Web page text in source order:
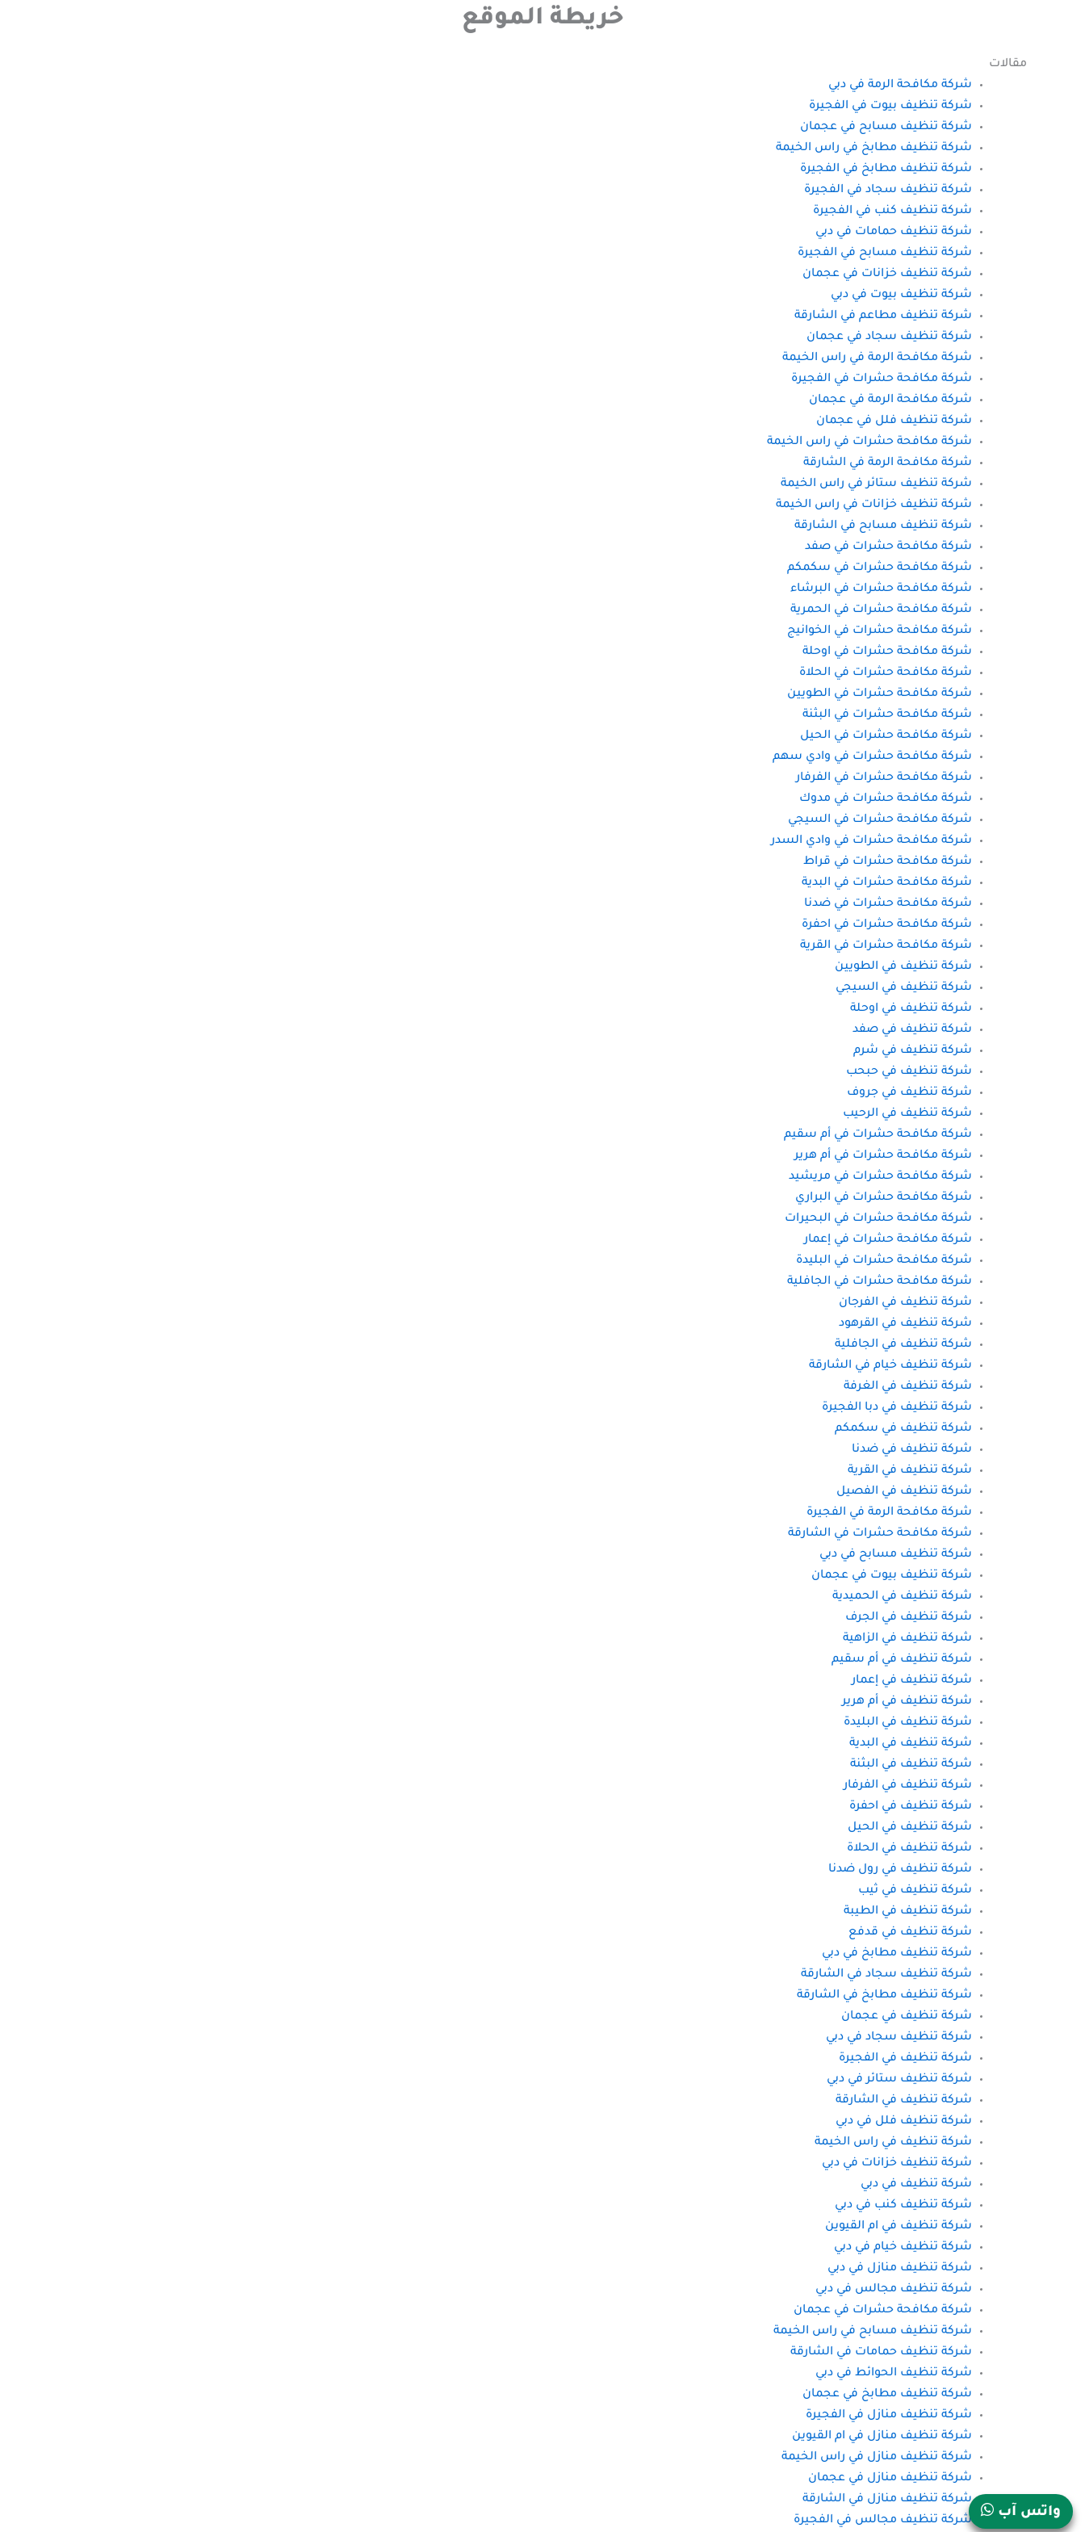
خريطة الموقع
مقالات
شركة مكافحة الرمة في دبي
شركة تنظيف بيوت في الفجيرة
شركة تنظيف مسابح في عجمان
شركة تنظيف مطابخ في راس الخيمة
شركة تنظيف مطابخ في الفجيرة
شركة تنظيف سجاد في الفجيرة
شركة تنظيف كنب في الفجيرة
شركة تنظيف حمامات في دبي
شركة تنظيف مسابح في الفجيرة
شركة تنظيف خزانات في عجمان
شركة تنظيف بيوت في دبي
شركة تنظيف مطاعم في الشارقة
شركة تنظيف سجاد في عجمان
شركة مكافحة الرمة في راس الخيمة
شركة مكافحة حشرات في الفجيرة
شركة مكافحة الرمة في عجمان
شركة تنظيف فلل في عجمان
شركة مكافحة حشرات في راس الخيمة
شركة مكافحة الرمة في الشارقة
شركة تنظيف ستائر في راس الخيمة
شركة تنظيف خزانات في راس الخيمة
شركة تنظيف مسابح في الشارقة
شركة مكافحة حشرات في صفد
شركة مكافحة حشرات في سكمكم
شركة مكافحة حشرات في البرشاء
شركة مكافحة حشرات في الحمرية
شركة مكافحة حشرات في الخوانيج
شركة مكافحة حشرات في اوحلة
شركة مكافحة حشرات في الحلاة
شركة مكافحة حشرات في الطويين
شركة مكافحة حشرات في البثنة
شركة مكافحة حشرات في الحيل
شركة مكافحة حشرات في وادي سهم
شركة مكافحة حشرات في الفرفار
شركة مكافحة حشرات في مدوك
شركة مكافحة حشرات في السيجي
شركة مكافحة حشرات في وادي السدر
شركة مكافحة حشرات في قراط
شركة مكافحة حشرات في البدية
شركة مكافحة حشرات في ضدنا
شركة مكافحة حشرات في احفرة
شركة مكافحة حشرات في القرية
شركة تنظيف في الطويين
شركة تنظيف في السيجي
شركة تنظيف في اوحلة
شركة تنظيف في صفد
شركة تنظيف في شرم
شركة تنظيف في حبحب
شركة تنظيف في جروف
شركة تنظيف في الرحيب
شركة مكافحة حشرات في أم سقيم
شركة مكافحة حشرات في أم هرير
شركة مكافحة حشرات في مريشيد
شركة مكافحة حشرات في البراري
شركة مكافحة حشرات في البحيرات
شركة مكافحة حشرات في إعمار
شركة مكافحة حشرات في البليدة
شركة مكافحة حشرات في الجافلية
شركة تنظيف في الفرجان
شركة تنظيف في القرهود
شركة تنظيف في الجافلية
شركة تنظيف خيام في الشارقة
شركة تنظيف في الغرفة
شركة تنظيف في دبا الفجيرة
شركة تنظيف في سكمكم
شركة تنظيف في ضدنا
شركة تنظيف في القرية
شركة تنظيف في الفصيل
شركة مكافحة الرمة في الفجيرة
شركة مكافحة حشرات في الشارقة
شركة تنظيف مسابح في دبي
شركة تنظيف بيوت في عجمان
شركة تنظيف في الحميدية
شركة تنظيف في الجرف
شركة تنظيف في الزاهية
شركة تنظيف في أم سقيم
شركة تنظيف في إعمار
شركة تنظيف في أم هرير
شركة تنظيف في البليدة
شركة تنظيف في البدية
شركة تنظيف في البثنة
شركة تنظيف في الفرفار
شركة تنظيف في احفرة
شركة تنظيف في الحيل
شركة تنظيف في الحلاة
شركة تنظيف في رول ضدنا
شركة تنظيف في ثيب
شركة تنظيف في الطيبة
شركة تنظيف في قدفع
شركة تنظيف مطابخ في دبي
شركة تنظيف سجاد في الشارقة
شركة تنظيف مطابخ في الشارقة
شركة تنظيف في عجمان
شركة تنظيف سجاد في دبي
شركة تنظيف في الفجيرة
شركة تنظيف ستائر في دبي
شركة تنظيف في الشارقة
شركة تنظيف فلل في دبي
شركة تنظيف في راس الخيمة
شركة تنظيف خزانات في دبي
شركة تنظيف في دبي
شركة تنظيف كنب في دبي
شركة تنظيف في ام القيوين
شركة تنظيف خيام في دبي
شركة تنظيف منازل في دبي
شركة تنظيف مجالس في دبي
شركة مكافحة حشرات في عجمان
شركة تنظيف مسابح في راس الخيمة
شركة تنظيف حمامات في الشارقة
شركة تنظيف الحوائط في دبي
شركة تنظيف مطابخ في عجمان
شركة تنظيف منازل في الفجيرة
شركة تنظيف منازل في ام القيوين
شركة تنظيف منازل في راس الخيمة
شركة تنظيف منازل في عجمان
شركة تنظيف منازل في الشارقة
شركة تنظيف مجالس في الفجيرة
واتس آب